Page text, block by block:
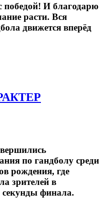
И благодарю
расти. Вся
движется вперёд
по гандболу среди
рождения, где
зрителей в
секунды финала.